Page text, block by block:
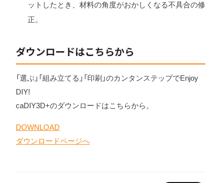
ットしたとき、材料の角度がおかしくなる不具合の修
正。
ダウンロードはこちらから
「選ぶ」「組み立てる」「印刷」のカンタンステップでEnjoy
DIY!
caDIY3D+のダウンロードはこちらから。
DOWNLOAD
ダウンロードページへ